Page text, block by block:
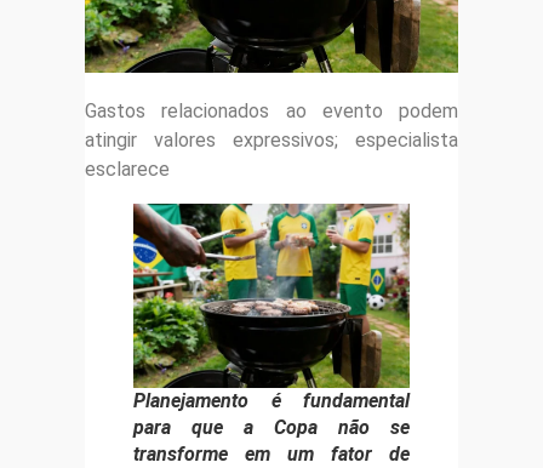
Gastos relacionados ao evento podem
atingir valores expressivos; especialista
esclarece
Planejamento é fundamental
para que a Copa não se
transforme em um fator de